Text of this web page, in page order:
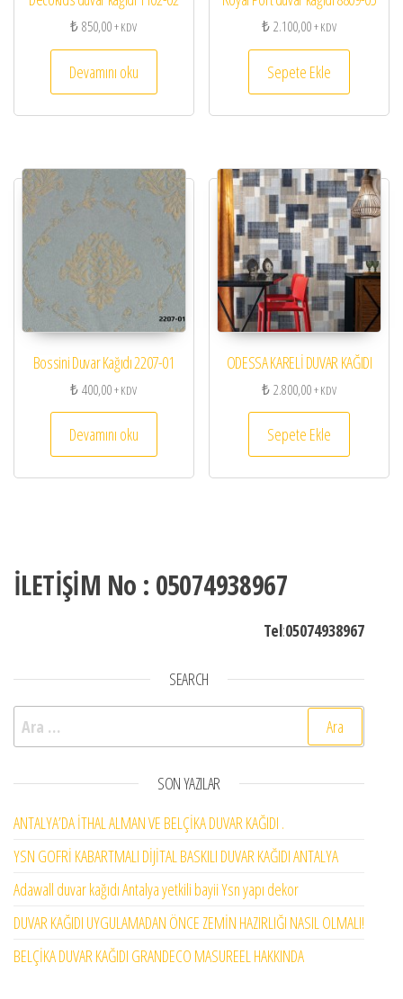
₺850,00+ KDV
Devamını oku
₺2.100,00+ KDV
Sepete Ekle
Bossini Duvar Kağıdı 2207-01
₺400,00+ KDV
Devamını oku
ODESSA KARELİ DUVAR KAĞIDI
₺2.800,00+ KDV
Sepete Ekle
İLETİŞİM No : 05074938967
Tel:05074938967
SEARCH
Arama:
SON YAZILAR
ANTALYA’DA İTHAL ALMAN VE BELÇİKA DUVAR KAĞIDI .
YSN GOFRİ KABARTMALI DİJİTAL BASKILI DUVAR KAĞIDI ANTALYA
Adawall duvar kağıdı Antalya yetkili bayii Ysn yapı dekor
DUVAR KAĞIDI UYGULAMADAN ÖNCE ZEMİN HAZIRLIĞI NASIL OLMALI!
BELÇİKA DUVAR KAĞIDI GRANDECO MASUREEL HAKKINDA